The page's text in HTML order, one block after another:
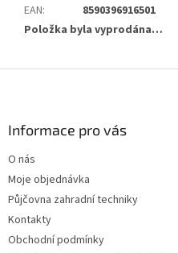
EAN:
8590396916501
Položka byla vyprodána…
Informace pro vás
O nás
Moje objednávka
Půjčovna zahradní techniky
Kontakty
Obchodní podmínky